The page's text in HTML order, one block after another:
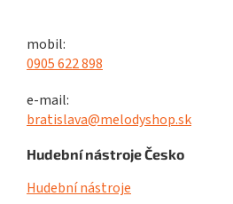
mobil:
0905 622 898
e-mail:
bratislava@melodyshop.sk
Hudební nástroje Česko
Hudební nástroje